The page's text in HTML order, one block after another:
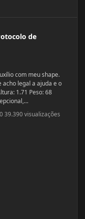
de
com meu shape.
legal a ajuda e o
etc...): nenhuma
cirurgias: nenhuma
39.390 visualizações